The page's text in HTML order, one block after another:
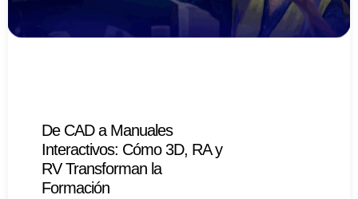
De CAD a Manuales
Interactivos: Cómo 3D, RA y
RV Transforman la
Formación